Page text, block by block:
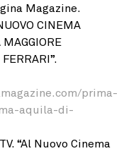
Magazine.
CINEMA
prima-
aquila-di-
“Al Nuovo Cinema